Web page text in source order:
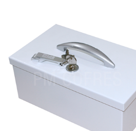
SOLICITAR
ORÇAMENTO